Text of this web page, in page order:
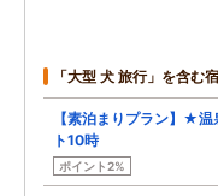
「大型 犬 旅行」を含む
【素泊まりプラン】★
ト10時
ポイント2%